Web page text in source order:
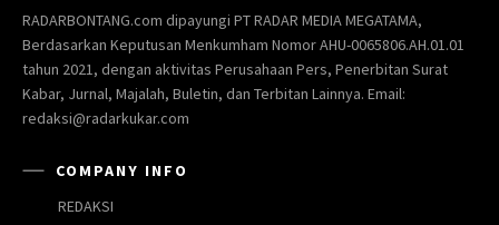
RADARBONTANG.com dipayungi PT RADAR MEDIA MEGATAMA,
Berdasarkan Keputusan Menkumham Nomor AHU-0065806.AH.01.01
tahun 2021, dengan aktivitas Perusahaan Pers, Penerbitan Surat
Kabar, Jurnal, Majalah, Buletin, dan Terbitan Lainnya. Email:
redaksi@radarkukar.com
COMPANY INFO
REDAKSI